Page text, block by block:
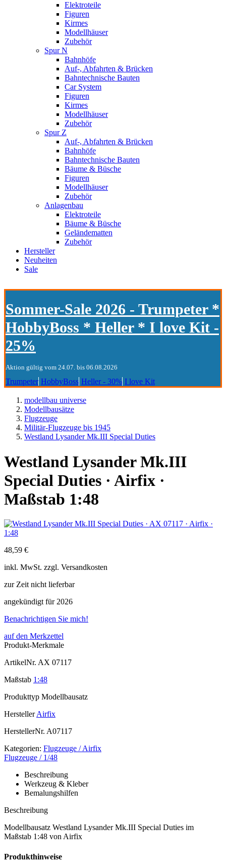
Elektroteile
Figuren
Kirmes
Modellhäuser
Zubehör
Spur N
Bahnhöfe
Auf-, Abfahrten & Brücken
Bahntechnische Bauten
Car System
Figuren
Kirmes
Modellhäuser
Zubehör
Spur Z
Auf-, Abfahrten & Brücken
Bahnhöfe
Bahntechnische Bauten
Bäume & Büsche
Figuren
Modellhäuser
Zubehör
Anlagenbau
Elektroteile
Bäume & Büsche
Geländematten
Zubehör
Hersteller
Neuheiten
Sale
Sommer-Sale 2026 - Trumpeter *
HobbyBoss * Heller * I love Kit -
25%
Aktion gültig vom 24.07. bis 06.08.2026
Trumpeter HobbyBoss Heller - 30% I love Kit
modellbau universe
Modellbausätze
Flugzeuge
Militär-Flugzeuge bis 1945
Westland Lysander Mk.III Special Duties
Westland Lysander Mk.III
Special Duties · Airfix ·
Maßstab 1:48
48,59 €
inkl. MwSt. zzgl. Versandkosten
zur Zeit nicht lieferbar
angekündigt für 2026
Benachrichtigen Sie mich!
auf den Merkzettel
Produkt-Merkmale
ArtikelNr. AX 07117
Maßstab 1:48
Produkttyp Modellbausatz
Hersteller Airfix
HerstellerNr. A07117
Kategorien: Flugzeuge / Airfix
Flugzeuge / 1/48
Beschreibung
Werkzeug & Kleber
Bemalungshilfen
Beschreibung
Modellbausatz Westland Lysander Mk.III Special Duties im
Maßstab 1:48 von Airfix
Produkthinweise